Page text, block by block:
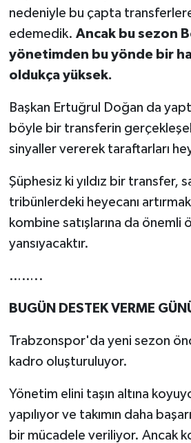
nedeniyle bu çapta transferlere
edemedik. Ancak bu sezon
yönetimden bu yönde bir
oldukça yüksek.
Başkan Ertuğrul Doğan da
böyle bir transferin
sinyaller vererek taraftarları
Şüphesiz ki yıldız bir transfer,
tribünlerdeki heyecanı
kombine satışlarına da önemli
yansıyacaktır.
……..
BUGÜN DESTEK VERME
Trabzonspor'da yeni sezon
kadro oluşturuluyor.
Yönetim elini taşın altına
yapılıyor ve takımın daha
bir mücadele veriliyor. Ancak